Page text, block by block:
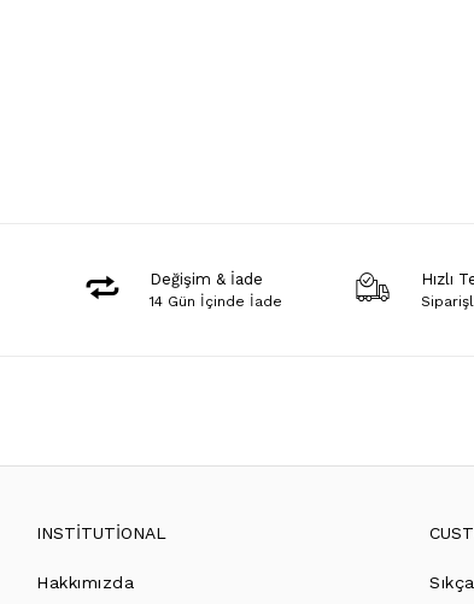
Değişim & İade
14 Gün İçinde İade
Hızlı
INSTİTUTİONAL
Hakkımızda